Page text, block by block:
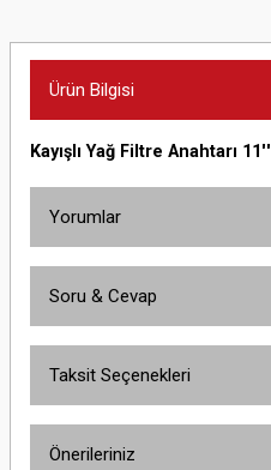
Ürün Bilgisi
Kayışlı Yağ Filtre Anahtarı 11''
Yorumlar
Soru & Cevap
Taksit Seçenekleri
Önerileriniz